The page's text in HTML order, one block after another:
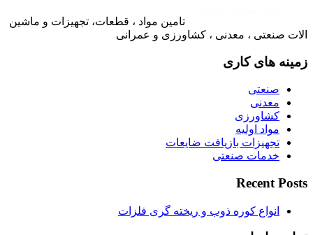
تامین مواد ، قطعات، تجهیزات و ماشین
الات صنعتی ، معدنی ، کشاورزی و عمرانی
زمینه های کاری
صنعتی
معدنی
کشاورزی
مواد اولیه
تجهیزات بازیافت ضایعات
خدمات صنعتی
Recent Posts
انواع کوره ذوب و ریخته گری فلزات